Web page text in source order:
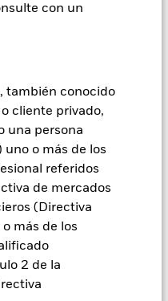
con un
, también conocido
cliente privado,
una persona
o más de los
referidos
de mercados
(Directiva
más de los
2 de la
del fondo, podrá ver un
del fondo: las clases de
Además, el listado
a la sociedad
en préstamos de valores
percibirá el 62,5% de
y el 37,5% restante se
agente de préstamo de
los ingresos por préstamos
de funcionamiento del
los gastos corrientes.